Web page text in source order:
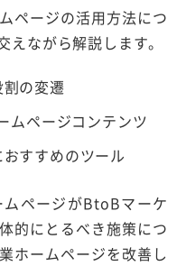
ページの活用方法につ
ながら解説します。
の変遷
ムページコンテンツ
すすめのツール
ページがBtoBマーケ
的にとるべき施策につ
ホームページを改善し